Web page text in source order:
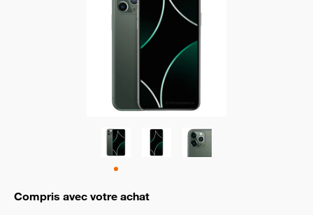
Compris avec votre achat